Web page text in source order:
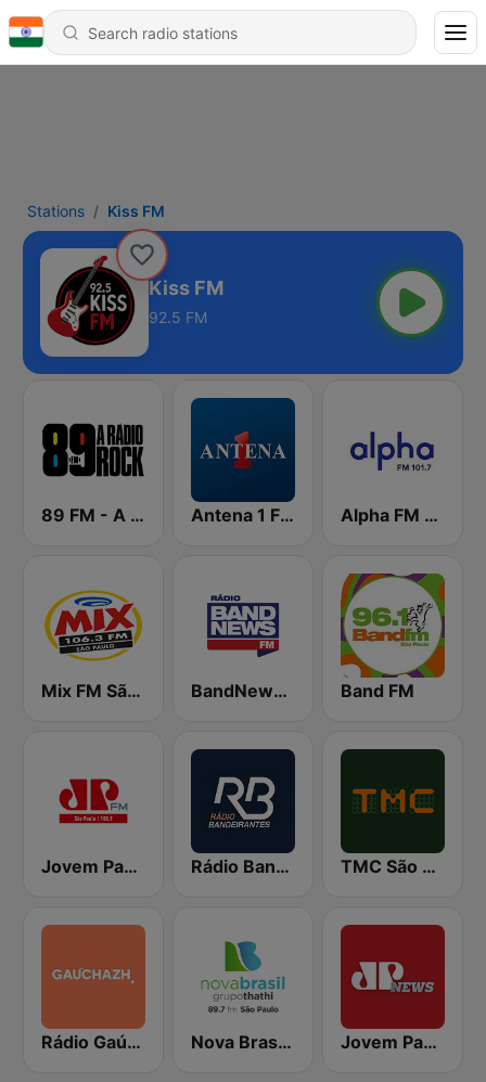
Stations Kiss FM
Kiss FM
92.5 FM
89 FM - A Rádio Rock Antena 1 FM Alpha FM 101.7
Mix FM São Paulo BandNews FM - 96.9 SP Band FM
Jovem Pan FM São Paulo Rádio Bandeirantes TMC São Paulo
Rádio Gaúcha ZH Nova Brasil 89.7 SP Jovem Pan News